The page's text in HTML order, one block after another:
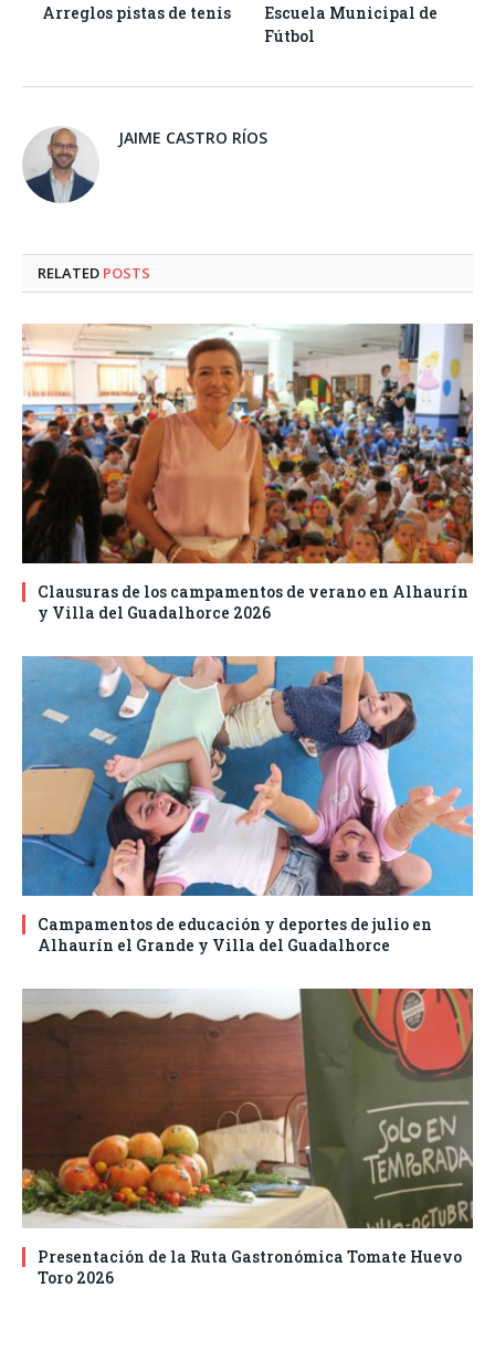
Arreglos pistas de tenis
Escuela Municipal de
Fútbol
JAIME CASTRO RÍOS
RELATED POSTS
Clausuras de los campamentos de verano en Alhaurín
y Villa del Guadalhorce 2026
Campamentos de educación y deportes de julio en
Alhaurín el Grande y Villa del Guadalhorce
Presentación de la Ruta Gastronómica Tomate Huevo
Toro 2026